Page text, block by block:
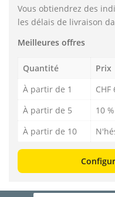
Vous obtiendrez des
les délais de livraison
Meilleures offres
Quantité
Prix
À partir de 1
CHF
À partir de 5
10
À partir de 10